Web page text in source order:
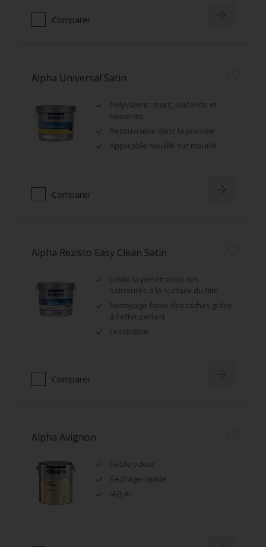
Comparer
Alpha Universal Satin
Polyvalent : murs, plafonds et
boiseries
Recouvrable dans la journée
Applicable mouillé sur mouillé
Comparer
Alpha Rezisto Easy Clean Satin
Limite la pénétration des
salissures à la surface du film
Nettoyage facile des taches grâce
à l'effet perlant
Lessivable
Comparer
Alpha Avignon
Faible odeur
Sechage rapide
IAQ A+